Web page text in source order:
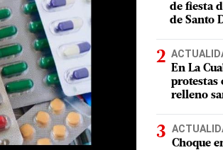
de fiesta
de Santo
En La
protestas
relleno
Choque